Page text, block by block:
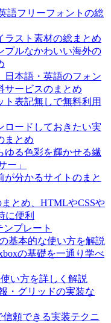
語フリーフォントの総
ラスト素材の総まとめ
プルなかわいい海外の
日本語・英語のフォン
サービスのまとめ
ト表記無しで無料利用
ロードしておきたい実
まとめ
ゆる色彩を輝かせる繊
ー」
分かるサイトのまと
とめ、HTMLやCSSや
に便利
プレート
基本的な使い方を解説
の基礎を一通り学べ
い方を詳しく解説
・グリッドの実装な
頼できる実装テクニ